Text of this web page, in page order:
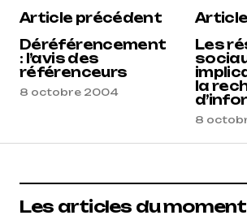
Article précédent
Déréférencement
: l’avis des
référenceurs
8 octobre 2004
Les
la
8
Les articles du moment